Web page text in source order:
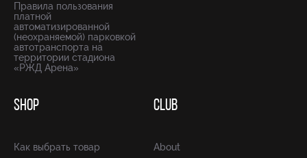
Правила пользования
платной
автоматизированной
(неохраняемой) парковкой
автотранспорта на
территории стадиона
«РЖД Арена»
SHOP
Как выбрать товар
CLUB
About